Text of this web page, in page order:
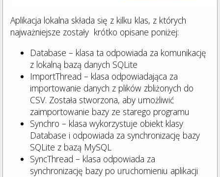
Aplikacja lokalna składa się z kilku klas, z których
najważniejsze zostały krótko opisane poniżej:
Database – klasa ta odpowiada za komunikację
z lokalną bazą danych SQLite
ImportThread – klasa odpowiadająca za
importowanie danych z plików zbliżonych do
CSV. Została stworzona, aby umożliwić
zaimportowanie bazy ze starego programu
Synchro – klasa wykorzystuje obiekt klasy
Database i odpowiada za synchronizację bazy
SQLite z bazą MySQL
SyncThread – klasa odpowiada za
synchronizację bazy po uruchomieniu aplikacji